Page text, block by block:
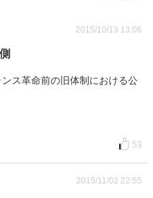
2015/10/13 13:06
ス革命前の旧体制における公
53
2015/11/02 22:55